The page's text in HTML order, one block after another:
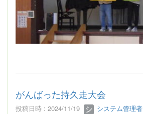
がんばった持久走大会
投稿日時 : 2024/11/19 システム管理者